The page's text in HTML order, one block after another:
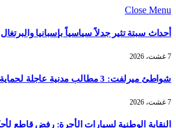
Close Menu
أحداث سبتة تثير جدلاً سياسياً بإسبانيا والبرتغال
7 غشت، 2026
شواطئ ميرلفت: 3 مطالب مدنية عاجلة لحماية البيئة وتشديد المراقبة
7 غشت، 2026
النقابة الوطنية لسيارات الأجرة: رفض قاطع